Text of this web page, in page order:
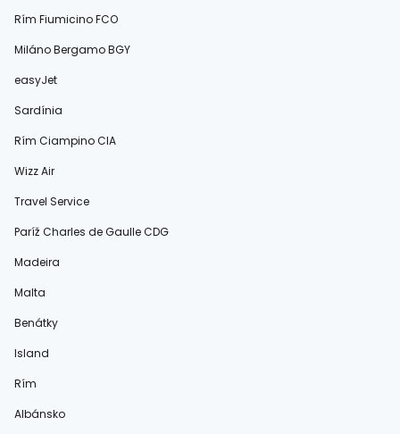
Rím Fiumicino FCO
Miláno Bergamo BGY
easyJet
Sardínia
Rím Ciampino CIA
Wizz Air
Travel Service
Paríž Charles de Gaulle CDG
Madeira
Malta
Benátky
Island
Rím
Albánsko